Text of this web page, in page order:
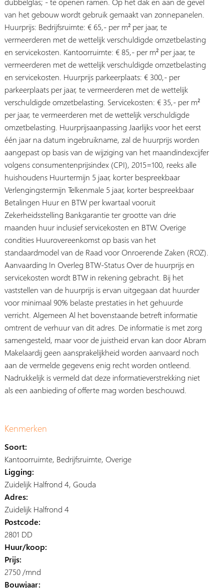
van het gebouw wordt gebruik gemaakt van zonnepanelen.
Huurprijs: Bedrijfsruimte: € 65,- per m² per jaar, te
vermeerderen met de wettelijk verschuldigde omzetbelasting
en servicekosten. Kantoorruimte: € 85,- per m² per jaar, te
vermeerderen met de wettelijk verschuldigde omzetbelasting
en servicekosten. Huurprijs parkeerplaats: € 300,- per
parkeerplaats per jaar, te vermeerderen met de wettelijk
verschuldigde omzetbelasting. Servicekosten: € 35,- per m²
per jaar, te vermeerderen met de wettelijk verschuldigde
omzetbelasting. Huurprijsaanpassing Jaarlijks voor het eerst
één jaar na datum ingebruikname, zal de huurprijs worden
aangepast op basis van de wijziging van het maandindexcijfer
volgens consumentenprijsindex (CPI), 2015=100, reeks alle
huishoudens Huurtermijn 5 jaar, korter bespreekbaar
Verlengingstermijn Telkenmale 5 jaar, korter bespreekbaar
Betalingen Huur en BTW per kwartaal vooruit
Zekerheidsstelling Bankgarantie ter grootte van drie
maanden huur inclusief servicekosten en BTW. Overige
condities Huurovereenkomst op basis van het
standaardmodel van de Raad voor Onroerende Zaken (ROZ).
Aanvaarding In Overleg BTW-Status Over de huurprijs en
servicekosten wordt BTW in rekening gebracht. Bij het
vaststellen van de huurprijs is ervan uitgegaan dat huurder
voor minimaal 90% belaste prestaties in het gehuurde
verricht. Algemeen Al het bovenstaande betreft informatie
omtrent de verhuur van dit adres. De informatie is met zorg
samengesteld, maar voor de juistheid ervan kan door Abram
Makelaardij geen aansprakelijkheid worden aanvaard noch
aan de vermelde gegevens enig recht worden ontleend.
Nadrukkelijk is vermeld dat deze informatieverstrekking niet
als een aanbieding of offerte mag worden beschouwd.
Kenmerken
Soort:
Kantoorruimte, Bedrijfsruimte, Overige
Ligging:
Zuidelijk Halfrond 4, Gouda
Adres:
Zuidelijk Halfrond 4
Postcode:
2801 DD
Huur/koop:
Prijs:
2750 /mnd
Bouwjaar: